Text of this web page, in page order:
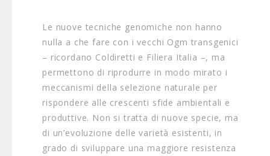
Le nuove tecniche genomiche non hanno
nulla a che fare con i vecchi Ogm transgenici
– ricordano Coldiretti e Filiera Italia –, ma
permettono di riprodurre in modo mirato i
meccanismi della selezione naturale per
rispondere alle crescenti sfide ambientali e
produttive. Non si tratta di nuove specie, ma
di un’evoluzione delle varietà esistenti, in
grado di sviluppare una maggiore resistenza